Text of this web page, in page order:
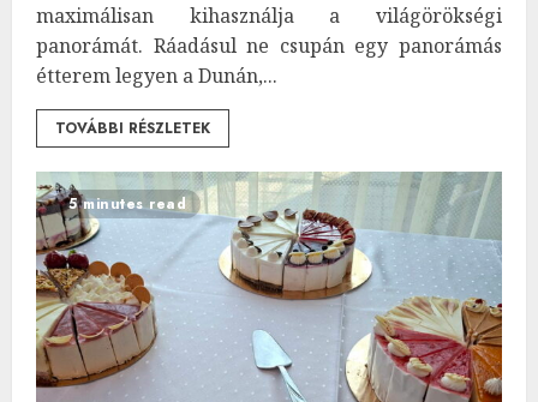
maximálisan kihasználja a világörökségi
panorámát. Ráadásul ne csupán egy panorámás
étterem legyen a Dunán,...
TOVÁBBI RÉSZLETEK
5 minutes read